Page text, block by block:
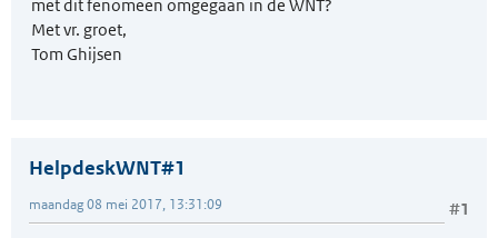
met dit fenomeen omgegaan in de WNT?
Met vr. groet,
Tom Ghijsen
HelpdeskWNT#1
#1
maandag 08 mei 2017, 13:31:09